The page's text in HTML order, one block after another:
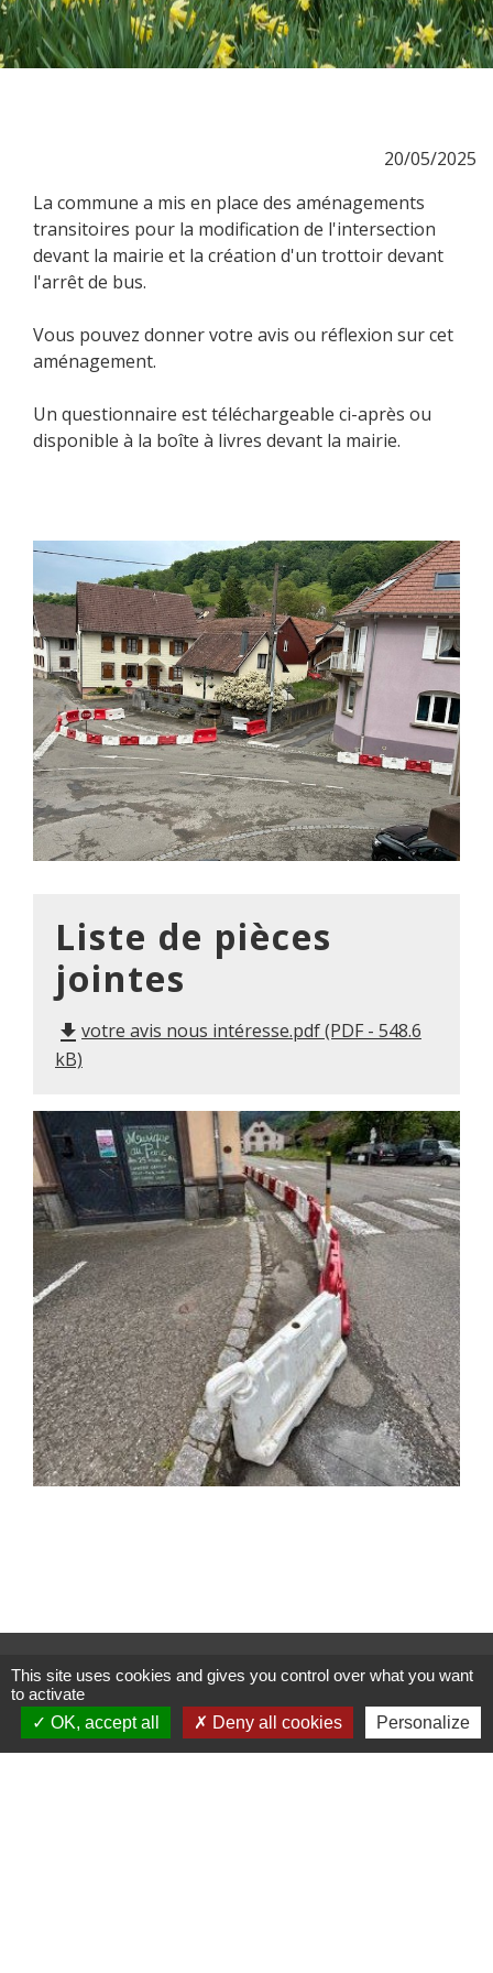
20/05/2025
La commune a mis en place des aménagements
transitoires pour la modification de l'intersection
devant la mairie et la création d'un trottoir devant
l'arrêt de bus.
Vous pouvez donner votre avis ou réflexion sur cet
aménagement.
Un questionnaire est téléchargeable ci-après ou
disponible à la boîte à livres devant la mairie.
Liste de pièces
jointes
file_download votre avis nous intéresse.pdf (PDF - 548.6
kB)
Services municipaux
13 rue Principale
68380 Sondernach - FRANCE
This site uses cookies and gives you control over what you want
to activate
OK, accept all
Deny all cookies Personalize